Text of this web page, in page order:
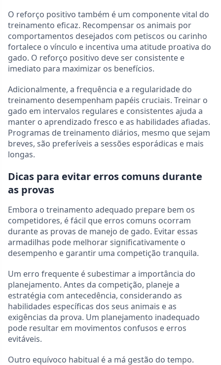
O reforço positivo também é um componente vital do
treinamento eficaz. Recompensar os animais por
comportamentos desejados com petiscos ou carinho
fortalece o vínculo e incentiva uma atitude proativa do
gado. O reforço positivo deve ser consistente e
imediato para maximizar os benefícios.
Adicionalmente, a frequência e a regularidade do
treinamento desempenham papéis cruciais. Treinar o
gado em intervalos regulares e consistentes ajuda a
manter o aprendizado fresco e as habilidades afiadas.
Programas de treinamento diários, mesmo que sejam
breves, são preferíveis a sessões esporádicas e mais
longas.
Dicas para evitar erros comuns durante
as provas
Embora o treinamento adequado prepare bem os
competidores, é fácil que erros comuns ocorram
durante as provas de manejo de gado. Evitar essas
armadilhas pode melhorar significativamente o
desempenho e garantir uma competição tranquila.
Um erro frequente é subestimar a importância do
planejamento. Antes da competição, planeje a
estratégia com antecedência, considerando as
habilidades específicas dos seus animais e as
exigências da prova. Um planejamento inadequado
pode resultar em movimentos confusos e erros
evitáveis.
Outro equívoco habitual é a má gestão do tempo.